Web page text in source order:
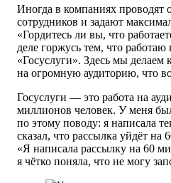
Иногда в компаниях проводят
сотрудников и задают
«Гордитесь ли вы, что
деле горжусь тем, что работаю
«Госуслуги». Здесь мы делаем
на огромную аудиторию, что
Госуслуги — это работа на
миллионов человек. У меня
по этому поводу: я написала
сказал, что рассылка уйдёт на
«Я написала рассылку на 60
я чётко поняла, что не могу